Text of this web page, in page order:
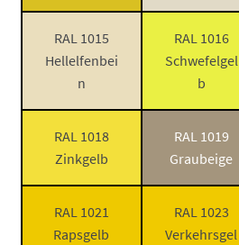
RAL 1015
Hellelfenbei
n
RAL 1016
Schwefelgel
b
RAL 1018
Zinkgelb
RAL 1019
Graubeige
RAL 1021
Rapsgelb
RAL 1023
Verkehrsgel